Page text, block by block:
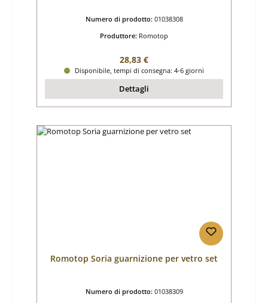
Numero di prodotto: 01038308
Produttore: Romotop
Prezzo normale:
28,83 €
Disponibile, tempi di consegna: 4-6 giorni
Dettagli
Romotop Soria guarnizione per vetro set
Numero di prodotto: 01038309